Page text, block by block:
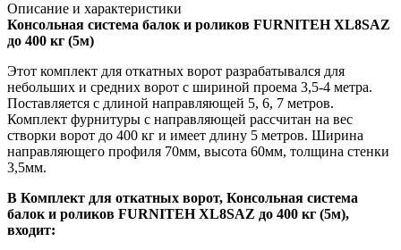
Описание и характеристики
Консольная система балок и роликов FURNITEH XL8SAZ
до 400 кг (5м)
Этот комплект для откатных ворот разрабатывался для
небольших и средних ворот с шириной проема 3,5-4 метра.
Поставляется с длиной направляющей 5, 6, 7 метров.
Комплект фурнитуры с направляющей рассчитан на вес
створки ворот до 400 кг и имеет длину 5 метров. Ширина
направляющего профиля 70мм, высота 60мм, толщина стенки
3,5мм.
В Комплект для откатных ворот, Консольная система
балок и роликов FURNITEH XL8SAZ до 400 кг (5м),
входит: